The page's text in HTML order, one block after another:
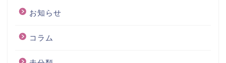
お知らせ
コラム